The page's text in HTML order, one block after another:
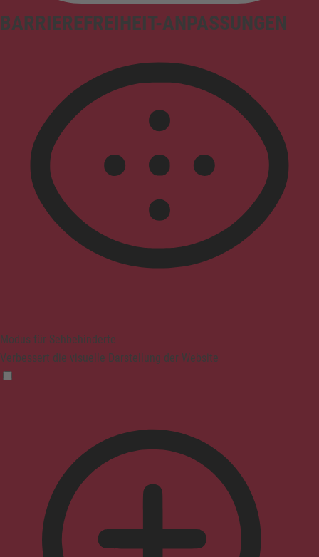
BARRIEREFREIHEIT-ANPASSUNGEN
Modus für Sehbehinderte
Verbessert die visuelle Darstellung der Website